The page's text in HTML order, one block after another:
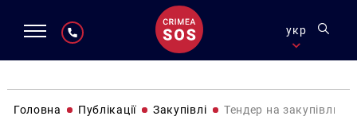
укр
Головна Публікації Закупівлі Тендер на закупівлю